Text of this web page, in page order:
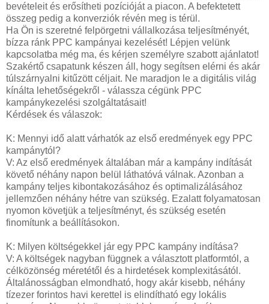
bevételeit és erősítheti pozícióját a piacon. A befektetett
összeg pedig a konverziók révén meg is térül.
Ha Ön is szeretné felpörgetni vállalkozása teljesítményét,
bízza ránk PPC kampányai kezelését! Lépjen velünk
kapcsolatba még ma, és kérjen személyre szabott ajánlatot!
Szakértő csapatunk készen áll, hogy segítsen elérni és akár
túlszárnyalni kitűzött céljait. Ne maradjon le a digitális világ
kínálta lehetőségekről - válassza cégünk PPC
kampánykezelési szolgáltatásait!
Kérdések és válaszok:
K: Mennyi idő alatt várhatók az első eredmények egy PPC
kampánytól?
V: Az első eredmények általában már a kampány indítását
követő néhány napon belül láthatóvá válnak. Azonban a
kampány teljes kibontakozásához és optimalizálásához
jellemzően néhány hétre van szükség. Ezalatt folyamatosan
nyomon követjük a teljesítményt, és szükség esetén
finomítunk a beállításokon.
K: Milyen költségekkel jár egy PPC kampány indítása?
V: A költségek nagyban függnek a választott platformtól, a
célközönség méretétől és a hirdetések komplexitásától.
Általánosságban elmondható, hogy akár kisebb, néhány
tízezer forintos havi kerettel is elindítható egy lokális